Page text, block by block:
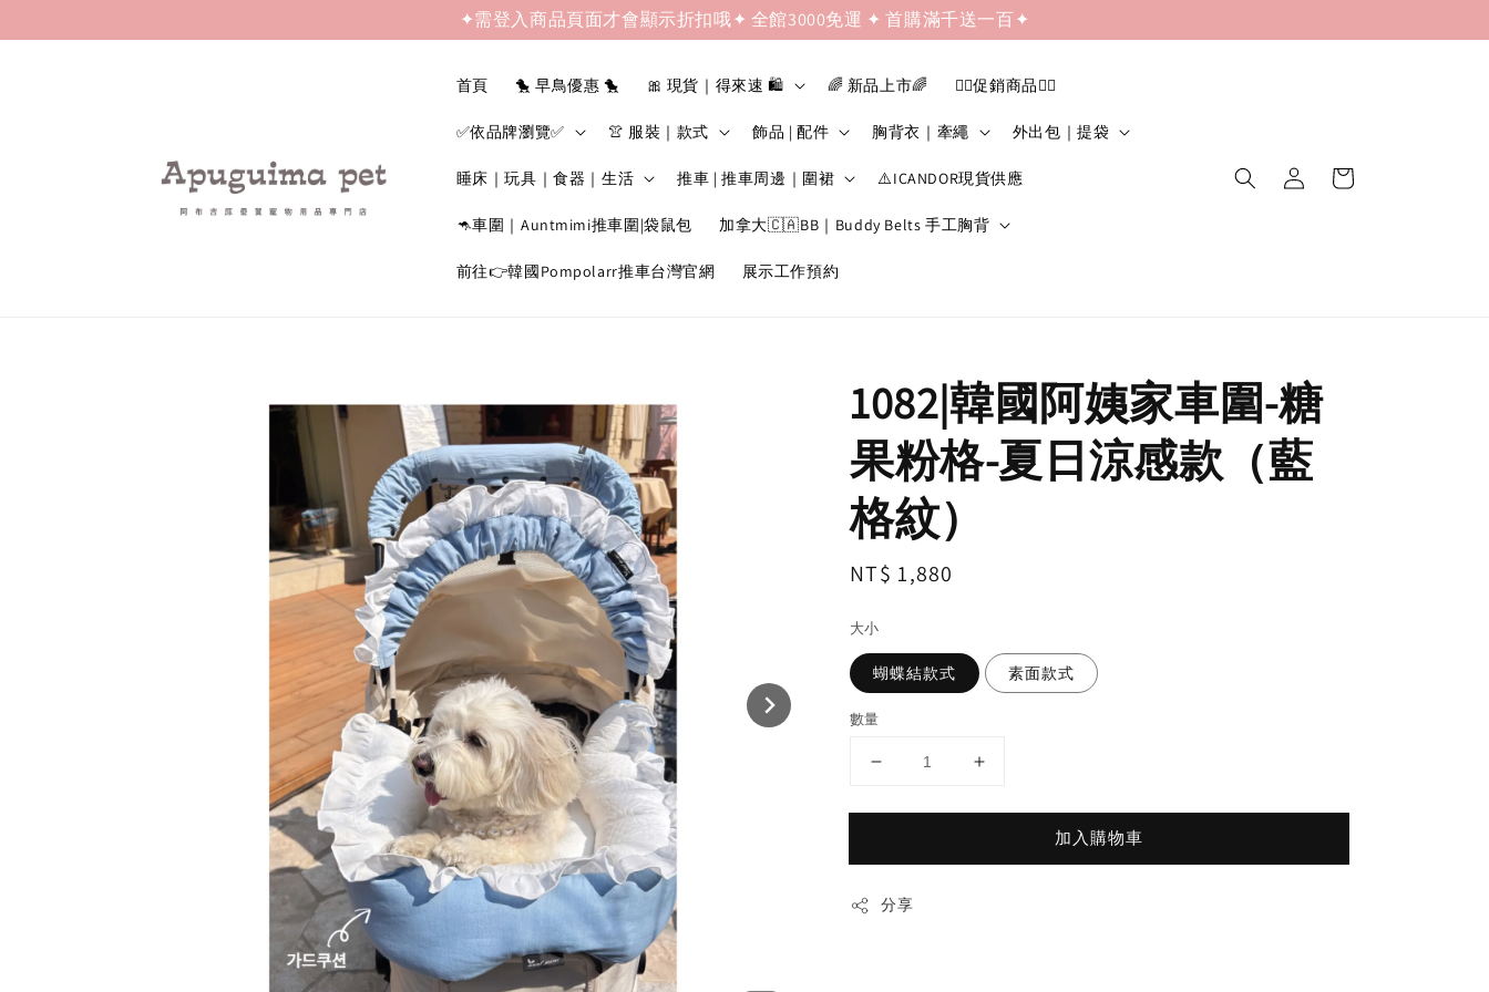
✦需登入商品頁面才會顯示折扣哦✦ 全館3000免運 ✦ 首購滿千送一百✦
首頁 🐤 早鳥優惠 🐤 🎀 現貨｜得來速 🛍️ 🌈 新品上市🌈 ❤️‍🔥促銷商品❤️‍🔥
✅依品牌瀏覽✅ 👚 服裝｜款式 飾品 | 配件 胸背衣｜牽繩 外出包｜提袋
睡床｜玩具｜食器｜生活 推車 | 推車周邊｜圍裙 ⚠️ICANDOR現貨供應
🦘車圍｜Auntmimi推車圍|袋鼠包 加拿大🇨🇦BB｜Buddy Belts 手工胸背
前往👉韓國Pompolarr推車台灣官網 展示工作預約
1082|韓國阿姨家車圍-糖
果粉格-夏日涼感款（藍
格紋）
Regular
NT$ 1,880
大小
蝴蝶結款式 素面款式
數量
加入購物車
分享